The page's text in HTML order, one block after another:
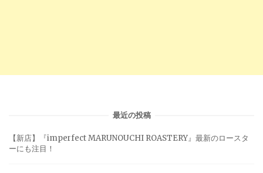
最近の投稿
【新店】『imperfect MARUNOUCHI ROASTERY』最新のロースタ
ーにも注目！